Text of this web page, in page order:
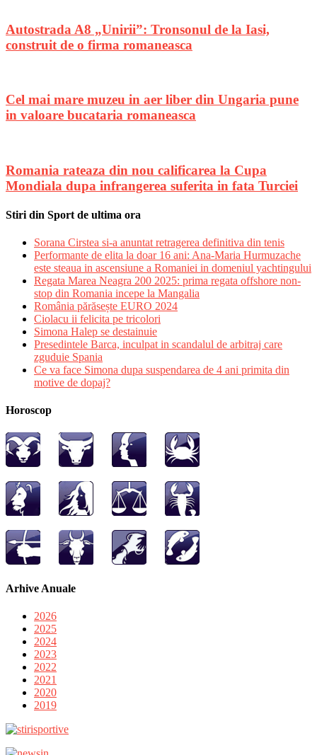
Autostrada A8 „Unirii”: Tronsonul de la Iasi,
construit de o firma romaneasca
Cel mai mare muzeu in aer liber din Ungaria pune
in valoare bucataria romaneasca
Romania rateaza din nou calificarea la Cupa
Mondiala dupa infrangerea suferita in fata Turciei
Stiri din Sport de ultima ora
Sorana Cirstea si-a anuntat retragerea definitiva din tenis
Performante de elita la doar 16 ani: Ana-Maria Hurmuzache
este steaua in ascensiune a Romaniei in domeniul yachtingului
Regata Marea Neagra 200 2025: prima regata offshore non-
stop din Romania incepe la Mangalia
România părăsește EURO 2024
Ciolacu ii felicita pe tricolori
Simona Halep se destainuie
Presedintele Barca, inculpat in scandalul de arbitraj care
zguduie Spania
Ce va face Simona dupa suspendarea de 4 ani primita din
motive de dopaj?
Horoscop
Arhive Anuale
2026
2025
2024
2023
2022
2021
2020
2019